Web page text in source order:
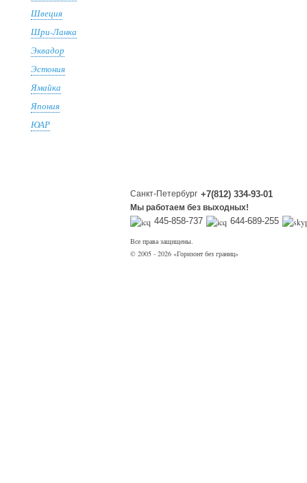
Швеция
Шри-Ланка
Эквадор
Эстония
Ямайка
Япония
ЮАР
Санкт-Петербург +7(812) 334-93-01
Мы работаем без выходных!
445-858-737 644-689-255
Все права защищены.
© 2005 - 2026 «Горизонт без границ»